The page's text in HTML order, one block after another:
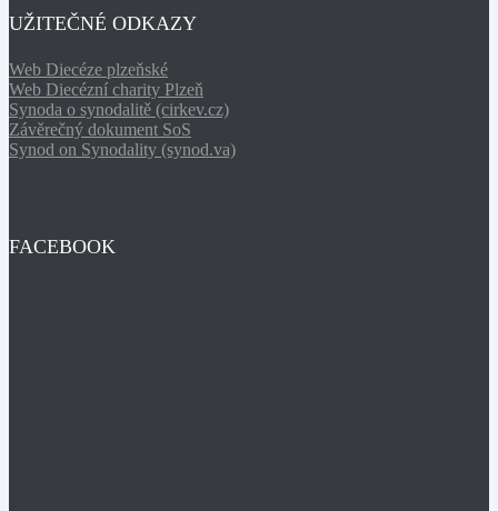
UŽITEČNÉ ODKAZY
Web Diecéze plzeňské
Web Diecézní charity Plzeň
Synoda o synodalitě (cirkev.cz)
Závěrečný dokument SoS
Synod on Synodality (synod.va)
FACEBOOK